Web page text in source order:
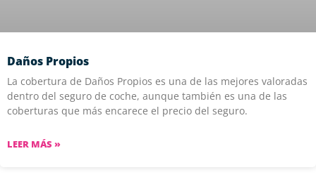
Daños Propios
La cobertura de Daños Propios es una de las mejores valoradas
dentro del seguro de coche, aunque también es una de las
coberturas que más encarece el precio del seguro.
LEER MÁS »